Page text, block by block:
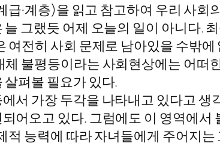
급·계층)을 읽고 참고하여 우리 사
그랬듯 어제 오늘의 일이 아니다.
여전히 사회 문제로 남아있을 수밖
불평등이라는 사회현상에는 어떠
펴볼 필요가 있다.
서 가장 두각을 나타내고 있다고
어오고 있다. 그럼에도 이 영역에
적 능력에 따라 자녀들에게 주어지